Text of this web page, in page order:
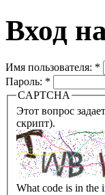
Вход
Имя пользователя: *
Пароль: *
CAPTCHA
Этот вопрос задается для того,
скрипт).
What code is in the